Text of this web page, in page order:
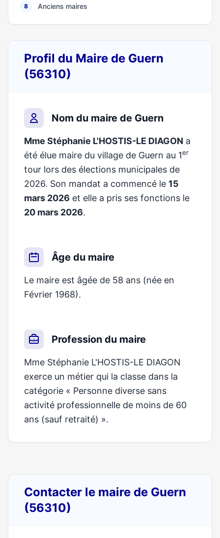
8 Anciens maires
Profil du Maire de Guern
(56310)
Nom du maire de Guern
Mme Stéphanie L'HOSTIS-LE DIAGON a
été élue maire du village de Guern au 1er
tour lors des élections municipales de
2026. Son mandat a commencé le 15
mars 2026 et elle a pris ses fonctions le
20 mars 2026.
Âge du maire
Le maire est âgée de 58 ans (née en
Février 1968).
Profession du maire
Mme Stéphanie L'HOSTIS-LE DIAGON
exerce un métier qui la classe dans la
catégorie « Personne diverse sans
activité professionnelle de moins de 60
ans (sauf retraité) ».
Contacter le maire de Guern
(56310)